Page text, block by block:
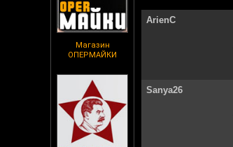
Магазин
ОПЕРМАЙКИ
ArienC
Sanya26